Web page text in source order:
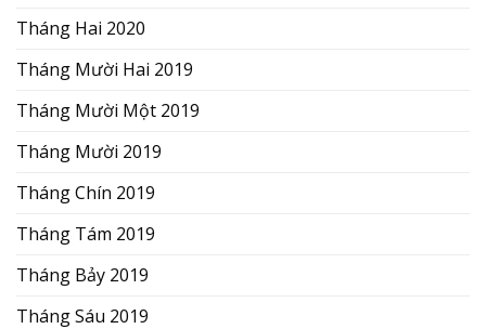
Tháng Hai 2020
Tháng Mười Hai 2019
Tháng Mười Một 2019
Tháng Mười 2019
Tháng Chín 2019
Tháng Tám 2019
Tháng Bảy 2019
Tháng Sáu 2019